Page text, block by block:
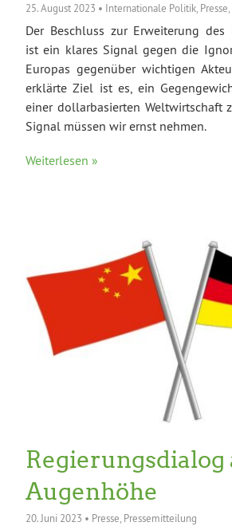
25. August 2023 • Internationale Politik Presse
Der Beschluss zur Erweiterung des
ist ein klares Signal gegen die
Europas gegenüber wichtigen
erklärte Ziel ist es, ein
einer dollarbasierten Weltwirtschaft
Signal müssen wir ernst nehmen.
Weiterlesen »
Regierungsdialog
Augenhöhe
20. Juni 2023 • Presse Pressemitteilung